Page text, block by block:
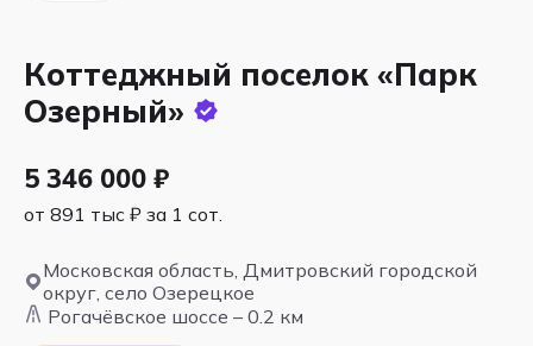
Коттеджный поселок «Парк
Озерный»
5 346 000 ₽
от 891 тыс ₽ за 1 сот.
Московская область, Дмитровский городской
округ, село Озерецкое
Рогачёвское шоссе – 0.2 км